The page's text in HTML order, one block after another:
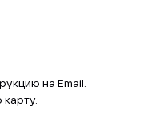
на Email.